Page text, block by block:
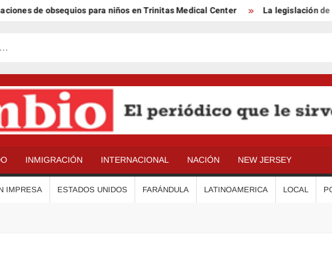
de obsequios para niños en Trinitas Medical Center La legislación de
INMIGRACIÓN INTERNACIONAL NACIÓN NEW JERSEY
IMPRESA ESTADOS UNIDOS FARÁNDULA LATINOAMERICA LOCAL